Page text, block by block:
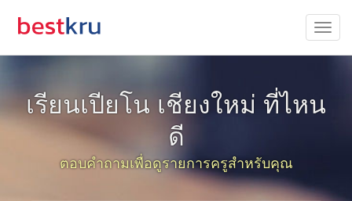
เรียนเปียโน เชียงใหม่ ที่ไหน
ดี
ตอบคำถามเพื่อดูรายการครูสำหรับคุณ